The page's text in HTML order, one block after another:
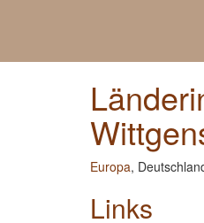
Europa,
Links